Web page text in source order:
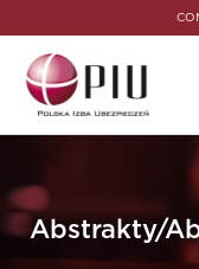
Abstrakty/